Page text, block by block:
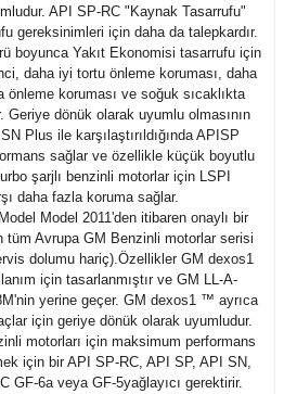
API SP-RC "Kaynak Tasarrufu"
gereksinimleri için daha da talepkardır.
boyunca Yakıt Ekonomisi tasarrufu için
daha iyi tortu önleme koruması, daha
koruması ve soğuk sıcaklıkta
dönük olarak uyumlu olmasının
Plus ile karşılaştırıldığında APISP
sağlar ve özellikle küçük boyutlu
şarjlı benzinli motorlar için LSPI
daha fazla koruma sağlar.
Model 2011'den itibaren onaylı bir
tüm Avrupa GM Benzinli motorlar serisi
dolumu hariç).Özellikler GM dexos1
için tasarlanmıştır ve GM LL-A-
yerine geçer. GM dexos1 ™ ayrıca
için geriye dönük olarak uyumludur.
motorları için maksimum performans
için bir API SP-RC, API SP, API SN,
GF-6a veya GF-5yağlayıcı gerektirir.